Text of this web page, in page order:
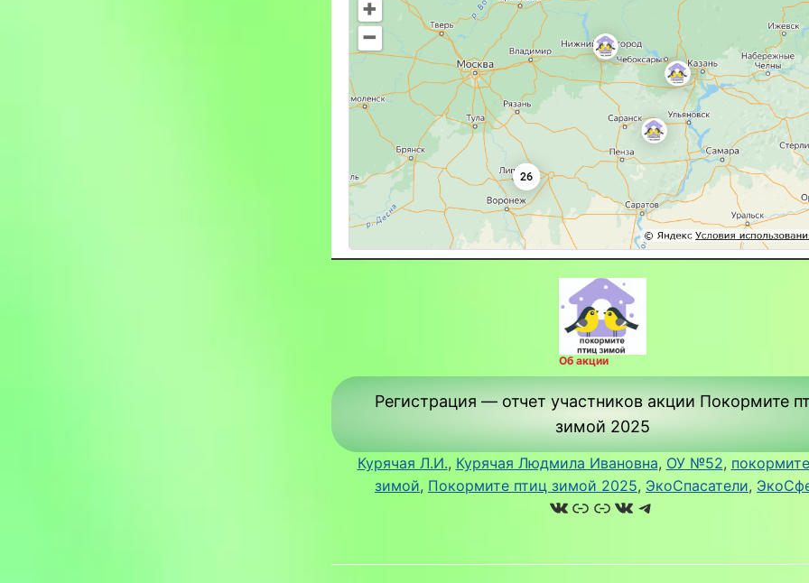
Об акции
Регистрация — отчет участников акции Покормите
зимой 2025
Курячая Л.И., Курячая Людмила Ивановна, ОУ №52,
зимой, Покормите птиц зимой 2025, ЭкоСпасатели,
ВКонтакте
Ссылка
Ссылка
ВКонтакте
Telegram